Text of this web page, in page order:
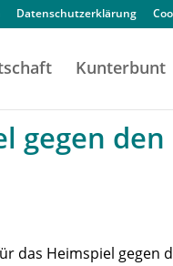
Datenschutzerklärung
Kunterbunt
gegen den
das Heimspiel gegen